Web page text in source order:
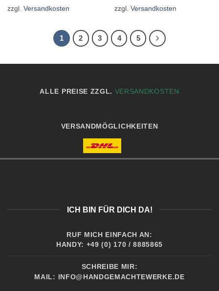
zzgl. Versandkosten zzgl. Versandkosten
1 2 3 4 5
ALLE PREISE ZZGL. VERSANDKOSTEN
VERSANDMÖGLICHKEITEN
ICH BIN FÜR DICH DA!
RUF MICH EINFACH AN:
HANDY: +49 (0) 170 / 8885865
SCHREIBE MIR:
MAIL:
INFO@HANDGEMACHTEWERKE.DE